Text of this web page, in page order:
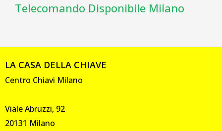
Telecomando Disponibile Milano
LA CASA DELLA CHIAVE
Centro Chiavi Milano
Viale Abruzzi, 92
20131 Milano